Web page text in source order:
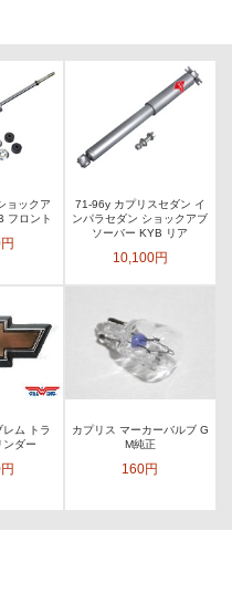
ョックア
フロント
71-96y カプリスセダン イ
ンパラセダン ショックアブ
ソーバー KYB リア
10,100円
レム トラ
ンダー
カプリス マーカーバルブ G
M純正
160円